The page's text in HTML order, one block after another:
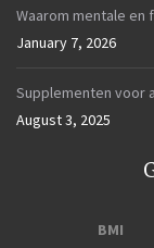
Waarom mentale
January 7, 2026
Supplementen voor
August 3, 2025
BMI